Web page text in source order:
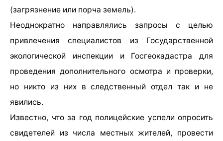
(загрязнение или порча земель).
Неоднократно направлялись запросы с целью
привлечения специалистов из Государственной
экологической инспекции и Госгеокадастра для
проведения дополнительного осмотра и проверки,
но никто из них в следственный отдел так и не
явились.
Известно, что за год полицейские успели опросить
свидетелей из числа местных жителей, провести